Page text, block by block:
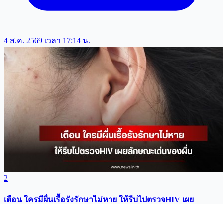
4 ส.ค. 2569 เวลา 17:14 น.
2
เตือน ใครมีผื่นเรื้อรังรักษาไม่หาย ให้รีบไปตรวจHIV เผย